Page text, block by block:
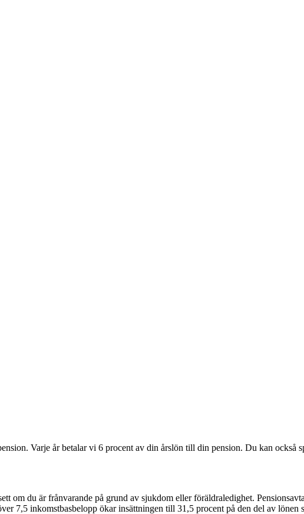
Varje år betalar vi 6 procent av din årslön till din pension. Du kan
om du är frånvarande på grund av sjukdom eller föräldraledighet.
7,5 inkomstbasbelopp ökar insättningen till 31,5 procent på den del av lönen